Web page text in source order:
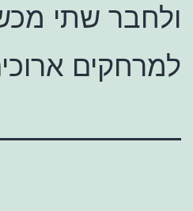
ולחבר שתי
למרחקים